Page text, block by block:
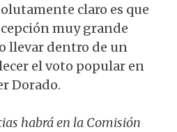
claro es que
muy grande
llevar dentro de un
el voto popular en
Dorado.
habrá en la Comisión